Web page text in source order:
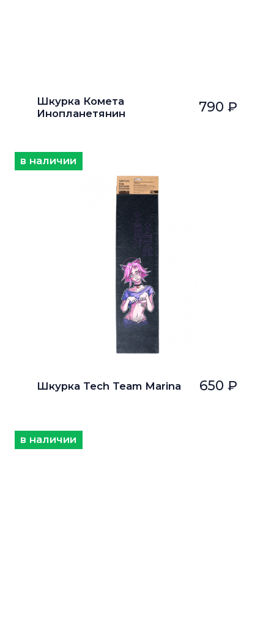
Шкурка Комета
Инопланетянин
790 ₽
Шкурка Tech Team Marina 650 ₽
в наличии
в наличии